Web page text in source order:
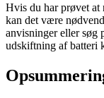
Hvis du har prøvet at
kan det være
anvisninger eller søg
udskiftning af batteri